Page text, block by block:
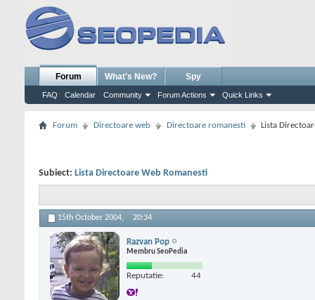
Forum
FAQ Calendar Community Forum Actions Quick Links
What's New? Spy
Forum Directoare web Directoare romanesti Lista
Subiect: Lista Directoare Web Romanesti
15th October 2004, 20:34
Razvan Pop
Membru SeoPedia
Reputatie: 44